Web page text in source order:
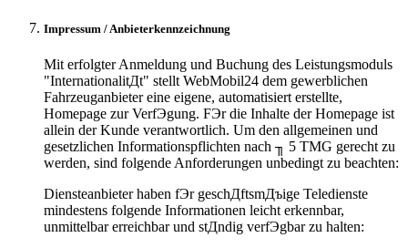
Impressum / Anbieterkennzeichnung
Mit erfolgter Anmeldung und Buchung des Leistungsmoduls
"InternationalitДt" stellt WebMobil24 dem gewerblichen
Fahrzeuganbieter eine eigene, automatisiert erstellte,
Homepage zur VerfЭgung. FЭr die Inhalte der Homepage ist
allein der Kunde verantwortlich. Um den allgemeinen und
gesetzlichen Informationspflichten nach ╖ 5 TMG gerecht zu
werden, sind folgende Anforderungen unbedingt zu beachten:
Diensteanbieter haben fЭr geschДftsmДъige Teledienste
mindestens folgende Informationen leicht erkennbar,
unmittelbar erreichbar und stДndig verfЭgbar zu halten: